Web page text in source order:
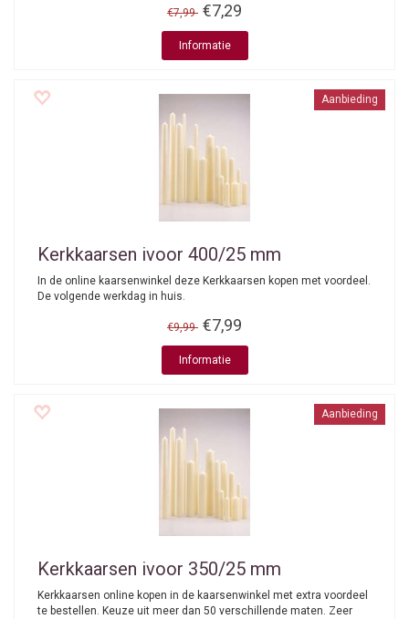
€7,99 €7,29
Informatie
Aanbieding
Kerkkaarsen ivoor 400/25 mm
In de online kaarsenwinkel deze Kerkkaarsen kopen met voordeel.
De volgende werkdag in huis.
€9,99 €7,99
Informatie
Aanbieding
Kerkkaarsen ivoor 350/25 mm
Kerkkaarsen online kopen in de kaarsenwinkel met extra voordeel
te bestellen. Keuze uit meer dan 50 verschillende maten. Zeer